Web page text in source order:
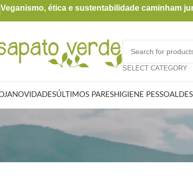
Veganismo, ética e sustentabilidade caminham
SELECT CATEGORY
NOVIDADESÚLTIMOS PARESHIGIENE PESSOAL